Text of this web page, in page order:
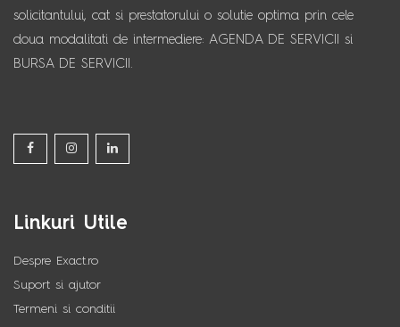
solicitantului, cat si prestatorului o solutie optima prin cele
doua modalitati de intermediere: AGENDA DE SERVICII si
BURSA DE SERVICII.
Linkuri Utile
Despre Exact.ro
Suport si ajutor
Termeni si conditii